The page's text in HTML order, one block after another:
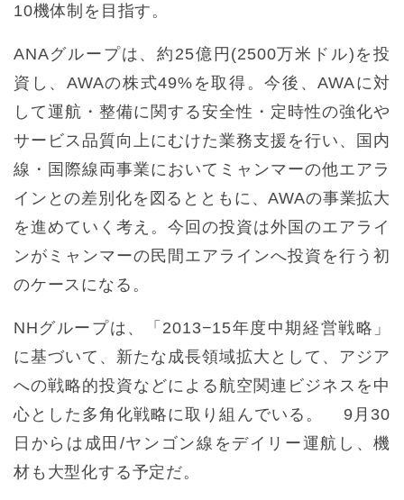
10機体制を目指す。
ANAグループは、約25億円(2500万米ドル)を投
資し、AWAの株式49%を取得。今後、AWAに対
して運航・整備に関する安全性・定時性の強化や
サービス品質向上にむけた業務支援を行い、国内
線・国際線両事業においてミャンマーの他エアラ
インとの差別化を図るとともに、AWAの事業拡大
を進めていく考え。今回の投資は外国のエアライ
ンがミャンマーの民間エアラインへ投資を行う初
のケースになる。
NHグループは、「2013−15年度中期経営戦略」
に基づいて、新たな成長領域拡大として、アジア
への戦略的投資などによる航空関連ビジネスを中
心とした多角化戦略に取り組んでいる。 9月30
日からは成田/ヤンゴン線をデイリー運航し、機
材も大型化する予定だ。